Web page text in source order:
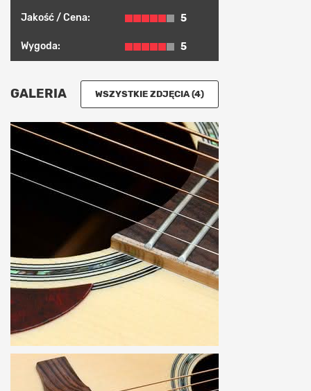
Jakość / Cena: 5
Wygoda: 5
GALERIA WSZYSTKIE ZDJĘCIA (4)